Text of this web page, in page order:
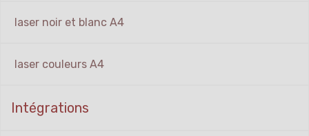
laser noir et blanc A4
laser couleurs A4
Intégrations